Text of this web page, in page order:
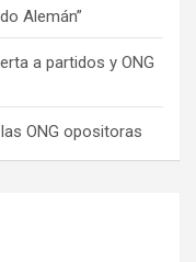
Alemán”
a partidos y ONG
ONG opositoras